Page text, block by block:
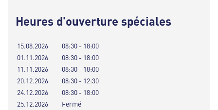
Heures d'ouverture spéciales
15.08.2026
08:30 - 18:00
01.11.2026
08:30 - 18:00
11.11.2026
08:30 - 18:00
20.12.2026
08:30 - 12:30
24.12.2026
08:30 - 18:00
25.12.2026
Fermé